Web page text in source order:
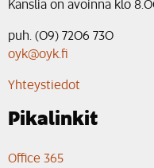
Kanslia on avoinna klo
puh. (09) 7206 730
oyk@oyk.fi
Yhteystiedot
Pikalinkit
Office 365